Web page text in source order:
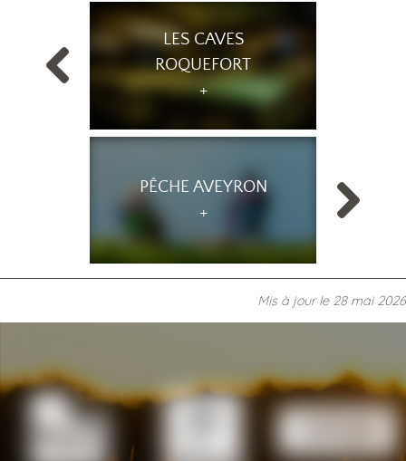
LES CAVES
ROQUEFORT
PÊCHE AVEYRON
Mis à jour le 28 mai 2026